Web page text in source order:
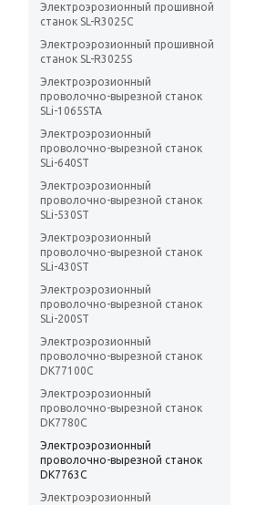
Электроэрозионный прошивной
станок SL-R3025C
Электроэрозионный прошивной
станок SL-R3025S
Электроэрозионный
проволочно-вырезной станок
SLi-1065STA
Электроэрозионный
проволочно-вырезной станок
SLi-640ST
Электроэрозионный
проволочно-вырезной станок
SLi-530ST
Электроэрозионный
проволочно-вырезной станок
SLi-430ST
Электроэрозионный
проволочно-вырезной станок
SLi-200ST
Электроэрозионный
проволочно-вырезной станок
DK77100C
Электроэрозионный
проволочно-вырезной станок
DK7780C
Электроэрозионный
проволочно-вырезной станок
DK7763C
Электроэрозионный